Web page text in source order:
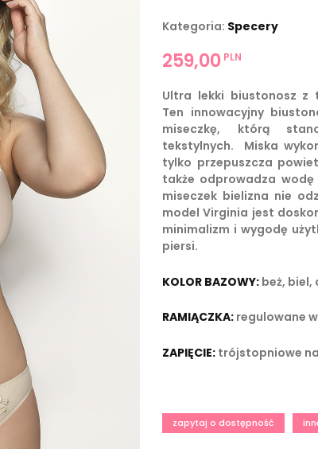
Kategoria: Specery
259,00 PLN
Ultra lekki biustonosz z
Ten innowacyjny
miseczkę, którą
tekstylnych. Miska
tylko przepuszcza
także odprowadza wodę
miseczek bielizna nie
model Virginia jest
minimalizm i wygodę
piersi.
KOLOR BAZOWY: beż, biel,
RAMIĄCZKA: regulowane
ZAPIĘCIE: trójstopniowe
zapytaj o dostępność